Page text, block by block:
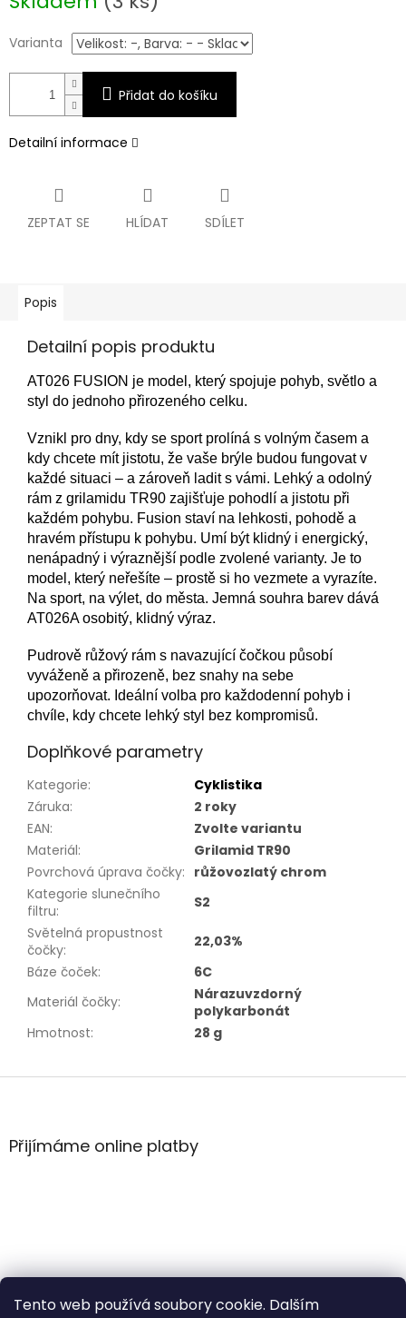
Tento web používá soubory cookie. Dalším
cena:
Varianta
Přidat do košíku
Detailní informace
ZEPTAT SE HLÍDAT SDÍLET
Popis
Detailní popis produktu
AT026 FUSION je model, který spojuje pohyb, světlo a
styl do jednoho přirozeného celku.
Vznikl pro dny, kdy se sport prolíná s volným časem a
kdy chcete mít jistotu, že vaše brýle budou fungovat v
každé situaci – a zároveň ladit s vámi. Lehký a odolný
rám z grilamidu TR90 zajišťuje pohodlí a jistotu při
každém pohybu. Fusion staví na lehkosti, pohodě a
hravém přístupu k pohybu. Umí být klidný i energický,
nenápadný i výraznější podle zvolené varianty. Je to
model, který neřešíte – prostě si ho vezmete a vyrazíte.
Na sport, na výlet, do města. Jemná souhra barev dává
AT026A osobitý, klidný výraz.
Pudrově růžový rám s navazující čočkou působí
vyváženě a přirozeně, bez snahy na sebe
upozorňovat. Ideální volba pro každodenní pohyb i
chvíle, kdy chcete lehký styl bez kompromisů.
Doplňkové parametry
Kategorie:
Cyklistika
Záruka:
2 roky
EAN:
Zvolte variantu
Materiál:
Grilamid TR90
Povrchová úprava čočky: růžovozlatý chrom
Kategorie slunečního
filtru:
S2
Světelná propustnost
čočky:
22,03%
Báze čoček:
6C
Materiál čočky:
Nárazuvzdorný
polykarbonát
Hmotnost: 28 g
Z
aPřijímáme online platby